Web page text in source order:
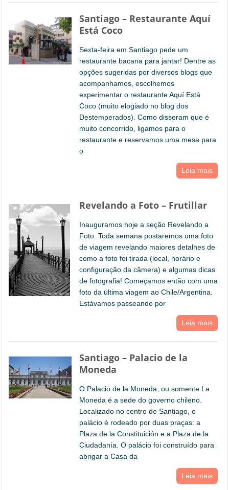
Santiago – Restaurante Aquí
Está Coco
Sexta-feira em Santiago pede um
restaurante bacana para jantar! Dentre as
opções sugeridas por diversos blogs que
acompanhamos, escolhemos
experimentar o restaurante Aquí Está
Coco (muito elogiado no blog dos
Destemperados). Como disseram que é
muito concorrido, ligamos para o
restaurante e reservamos uma mesa para
o
Leia mais
Revelando a Foto – Frutillar
Inauguramos hoje a seção Revelando a
Foto. Toda semana postaremos uma foto
de viagem revelando maiores detalhes de
como a foto foi tirada (local, horário e
configuração da câmera) e algumas dicas
de fotografia! Começamos então com uma
foto da última viagem ao Chile/Argentina.
Estávamos passeando por
Leia mais
Santiago – Palacio de la
Moneda
O Palacio de la Moneda, ou somente La
Moneda é a sede do governo chileno.
Localizado no centro de Santiago, o
palácio é rodeado por duas praças: a
Plaza de la Constituición e a Plaza de la
Ciudadanía. O palácio foi construído para
abrigar a Casa da
Leia mais